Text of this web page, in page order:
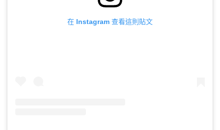
在 Instagram 查看這則貼文